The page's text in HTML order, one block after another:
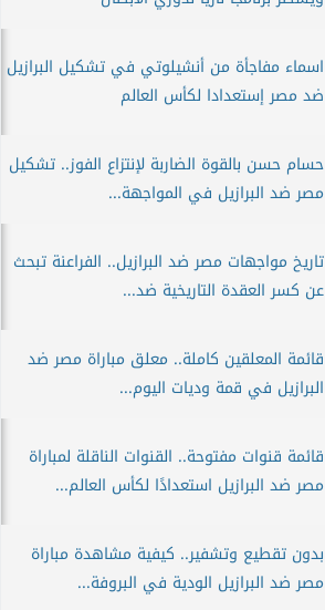
اسماء مفاجأة من أنشيلوتي في تشكيل البرازيل
ضد مصر إستعدادا لكأس العالم
حسام حسن بالقوة الضاربة لإنتزاع الفوز.. تشكيل
مصر ضد البرازيل في المواجهة...
تاريخ مواجهات مصر ضد البرازيل.. الفراعنة تبحث
عن كسر العقدة التاريخية ضد...
قائمة المعلقين كاملة.. معلق مباراة مصر ضد
البرازيل في قمة وديات اليوم...
قائمة قنوات مفتوحة.. القنوات الناقلة لمباراة
مصر ضد البرازيل استعدادًا لكأس العالم...
بدون تقطيع وتشفير.. كيفية مشاهدة مباراة
مصر ضد البرازيل الودية في البروفة...